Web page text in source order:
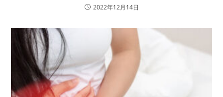
2022年12月14日